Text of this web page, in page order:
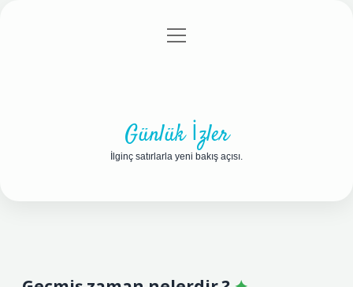
Gizlilik Politikası
menüyü
Günlük İzler
İlginç satırlarla yeni bakış açısı.